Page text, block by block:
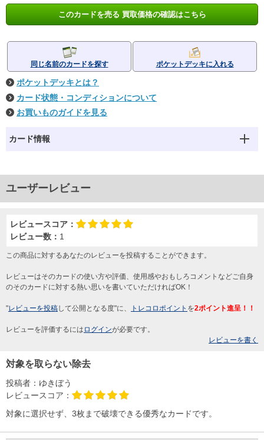
このカードを売る 買取価格の確認はこちら
同じ名前のカードを探す ポケットデッキに入れる
ポケットデッキとは？
カード状態・コンディションについて
お買いものガイドを見る
カード情報
ユーザーレビュー
レビュースコア：
レビュー数： 1
この商品に対するあなたのレビューを投稿することができます。
レビューはそのカードの使い方や評価、使用感やおもしろコメントなどご自身
のそのカードに対する熱い思いを書いていただければOK！
"レビューを投稿して公開となる度"に、 トレコロポイント を2ポイント進呈！！
レビューを評価するには ログインが必要です。
レビューを書く
対象を取らない除去
投稿者： ゆきぼう
レビュースコア：
対象に選択せず、3枚まで破壊できる優秀なカードです。